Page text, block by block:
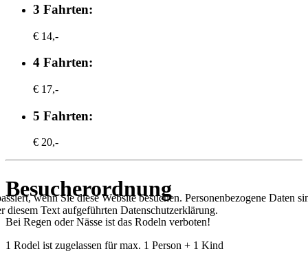
3 Fahrten:
€ 14,-
4 Fahrten:
€ 17,-
5 Fahrten:
€ 20,-
Besucherordnung
Bei Regen oder Nässe ist das Rodeln verboten!
1 Rodel ist zugelassen für max. 1 Person + 1 Kind
wenn Sie diese Website besuchen. Personenbezogene Daten
Text aufgeführten Datenschutzerklärung.